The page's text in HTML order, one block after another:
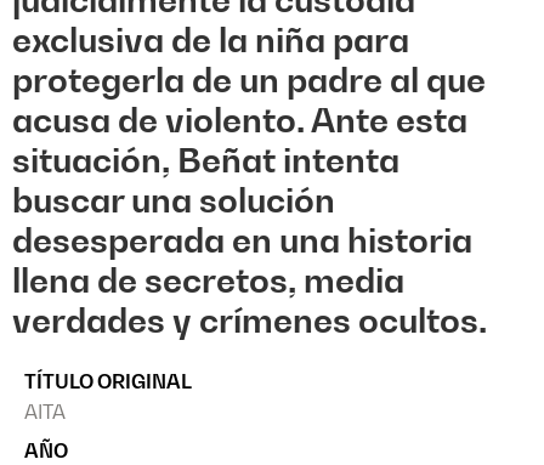
exclusiva de la niña para
protegerla de un padre al que
acusa de violento. Ante esta
situación, Beñat intenta
buscar una solución
desesperada en una historia
llena de secretos, media
verdades y crímenes ocultos.
TÍTULO ORIGINAL
AITA
AÑO